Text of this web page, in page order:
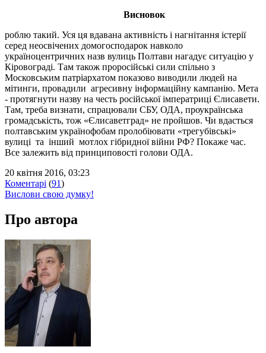
Висновок
роблю такий. Уся ця вдавана активність і нагнітання істерії
серед неосвічених домогосподарок навколо
україноцентричних назв вулиць Полтави нагадує ситуацію у
Кіровограді. Там також проросійські сили спільно з
Московським патріархатом показово виводили людей на
мітинги, провадили агресивну інформаційну кампанію. Мета
- протягнути назву на честь російської імператриці Єлисавети.
Там, треба визнати, спрацювали СБУ, ОДА, проукраїнська
громадськість, тож «Єлисаветград» не пройшов. Чи вдасться
полтавським українофобам пролобіювати «трегубівські»
вулиці та інший мотлох гібридної війни РФ? Покаже час.
Все залежить від принциповості голови ОДА.
20 квітня 2016, 03:23
Коментарі (91)
Вислови свою думку!
Про автора